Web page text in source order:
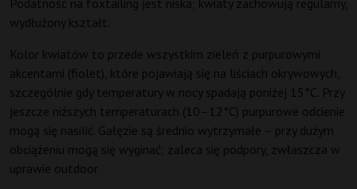
Podatność na foxtailing jest niska; kwiaty zachowują regularny,
wydłużony kształt.
Kolor kwiatów to przede wszystkim zieleń z purpurowymi
akcentami (fiolet), które pojawiają się na liściach okrywowych,
szczególnie gdy temperatury w nocy spadają poniżej 15°C. Przy
jeszcze niższych temperaturach (10–12°C) purpurowe odcienie
mogą się nasilić. Gałęzie są średnio wytrzymałe – przy dużym
obciążeniu mogą się wyginać; zaleca się podpory, zwłaszcza w
uprawie outdoor.